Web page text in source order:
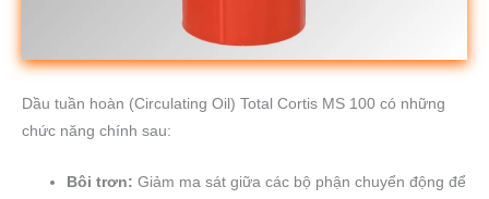
Dầu tuần hoàn (Circulating Oil) Total Cortis MS 100 có những
chức năng chính sau:
Bôi trơn: Giảm ma sát giữa các bộ phận chuyển động để